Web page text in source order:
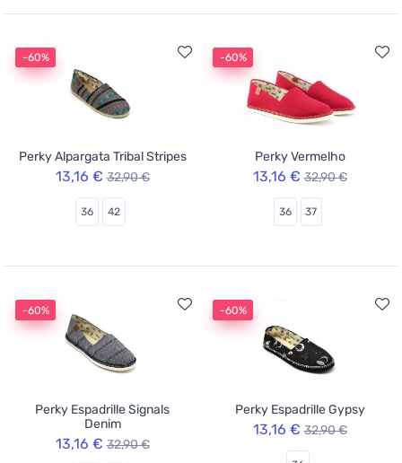
-60%
Perky Alpargata Tribal Stripes
13,16 € 32,90 €
36 42
-60%
Perky Vermelho
13,16 € 32,90 €
36 37
-60%
Perky Espadrille Signals
Denim
13,16 € 32,90 €
-60%
Perky Espadrille Gypsy
13,16 € 32,90 €